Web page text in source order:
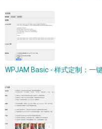
WPJAM Basic - 样式定制：一